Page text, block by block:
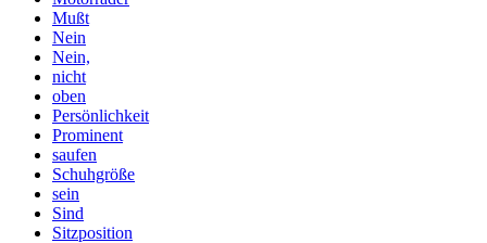
Mußt
Nein
Nein,
nicht
oben
Persönlichkeit
Prominent
saufen
Schuhgröße
sein
Sind
Sitzposition